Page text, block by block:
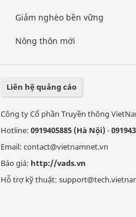
Giảm nghèo bền vững
Nông thôn mới
Liên hệ quảng cáo
Công ty Cổ phần Truyền thông
Hotline: 0919405885 (Hà Nội)-
Email: contact@vietnamnet.vn
Báo giá: http://vads.vn
Hỗ trợ kỹ thuật: